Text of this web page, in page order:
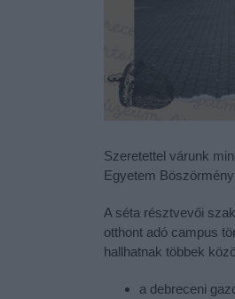
Szeretettel várunk
Egyetem
A séta résztvevői
otthont adó campus
hallhatnak többek
a debreceni